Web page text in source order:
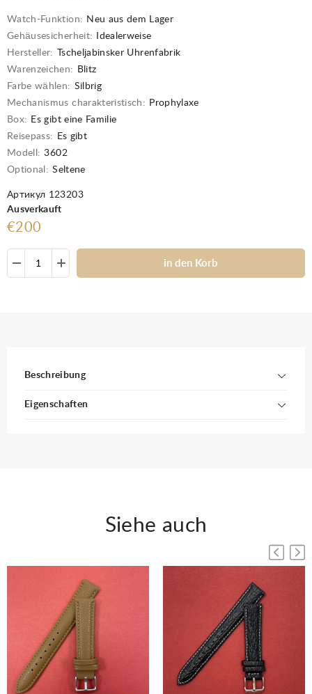
Watch-Funktion: Neu aus dem Lager
Gehäusesicherheit:
Idealerweise
Hersteller:
Tscheljabinsker Uhrenfabrik
Warenzeichen:
Blitz
Farbe wählen: Silbrig
Mechanismus charakteristisch: Prophylaxe
Box: Es gibt eine Familie
Reisepass:
Es gibt
Modell: 3602
Optional: Seltene
Артикул 123203
Ausverkauft
€200
in den Korb
Beschreibung
Eigenschaften
Siehe auch